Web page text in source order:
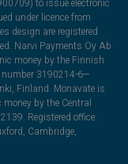
to issue electronic
under licence from
design are registered
Narvi Payments Oy Ab
money by the Finnish
3190214-6—
Finland. Monavate is
by the Central
Registered office:
Cambridge,